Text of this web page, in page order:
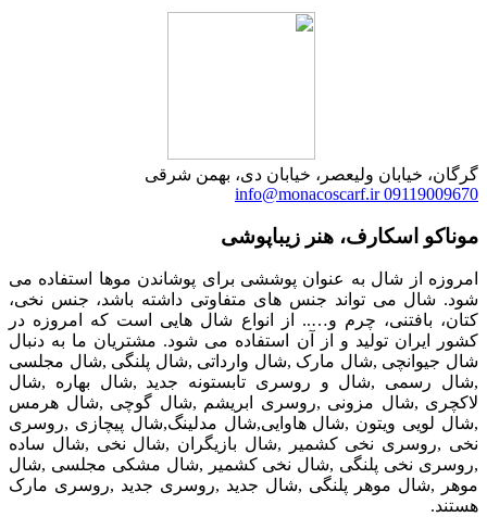
گرگان، خیابان ولیعصر، خیابان دی، بهمن شرقی
09119009670
info@monacoscarf.ir
موناکو اسکارف، هنر زیباپوشی
امروزه از شال به عنوان پوششی برای پوشاندن موها استفاده می
شود. شال می تواند جنس های متفاوتی داشته باشد، جنس نخی،
کتان، بافتنی، چرم و….. از انواع شال هایی است که امروزه در
کشور ایران تولید و از آن استفاده می شود. مشتریان ما به دنبال
شال جیوانچی ,شال مارک ,شال وارداتی ,شال پلنگی ,شال مجلسی
,شال رسمی ,شال و روسری تابستونه جدید ,شال بهاره ,شال
لاکچری ,شال مزونی ,روسری ابریشم ,شال گوچی ,شال هرمس
,شال لویی ویتون ,شال هاوایی,شال مدلینگ,شال پیچازی ,روسری
نخی ,روسری نخی کشمیر ,شال بازیگران ,شال نخی ,شال ساده
,روسری نخی پلنگی ,شال نخی کشمیر ,شال مشکی مجلسی ,شال
موهر ,شال موهر پلنگی ,شال جدید ,روسری جدید ,روسری مارک
هستند.